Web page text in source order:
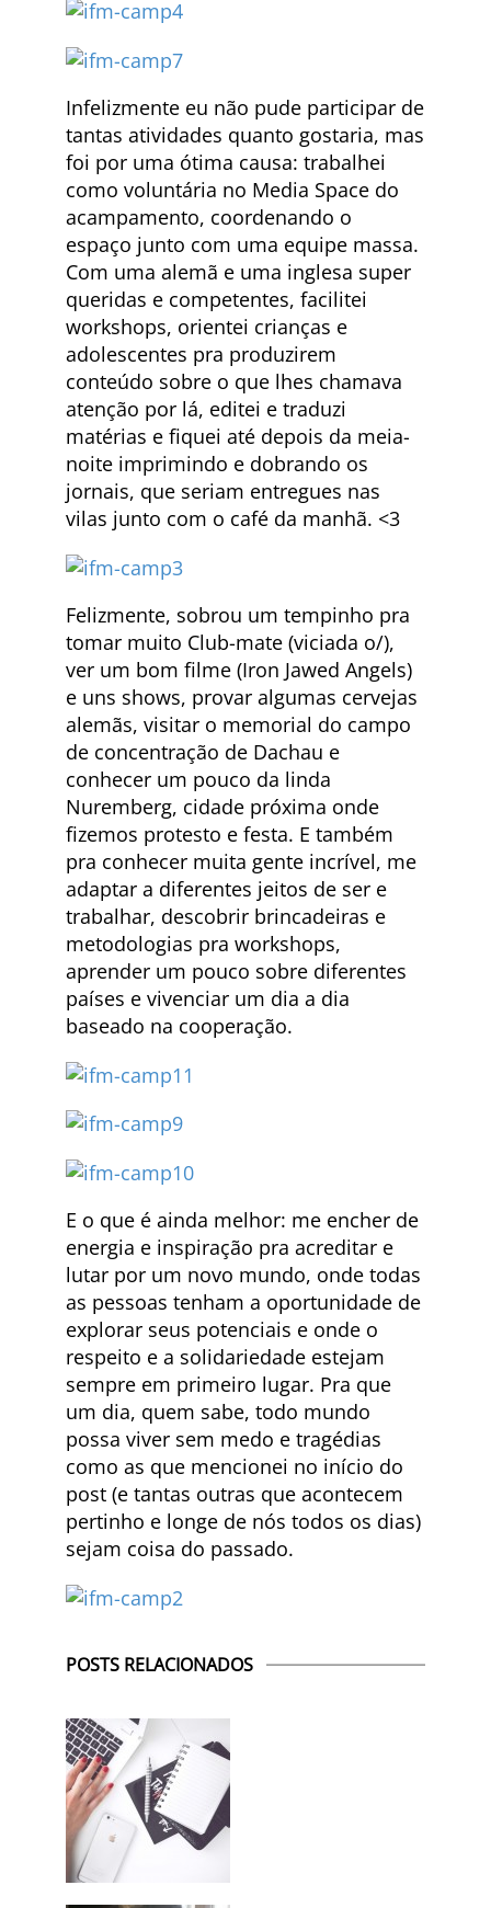
Infelizmente eu não pude participar de
tantas atividades quanto gostaria, mas
foi por uma ótima causa: trabalhei
como voluntária no Media Space do
acampamento, coordenando o
espaço junto com uma equipe massa.
Com uma alemã e uma inglesa super
queridas e competentes, facilitei
workshops, orientei crianças e
adolescentes pra produzirem
conteúdo sobre o que lhes chamava
atenção por lá, editei e traduzi
matérias e fiquei até depois da meia-
noite imprimindo e dobrando os
jornais, que seriam entregues nas
vilas junto com o café da manhã. <3
Felizmente, sobrou um tempinho pra
tomar muito Club-mate (viciada o/),
ver um bom filme (Iron Jawed Angels)
e uns shows, provar algumas cervejas
alemãs, visitar o memorial do campo
de concentração de Dachau e
conhecer um pouco da linda
Nuremberg, cidade próxima onde
fizemos protesto e festa. E também
pra conhecer muita gente incrível, me
adaptar a diferentes jeitos de ser e
trabalhar, descobrir brincadeiras e
metodologias pra workshops,
aprender um pouco sobre diferentes
países e vivenciar um dia a dia
baseado na cooperação.
E o que é ainda melhor: me encher de
energia e inspiração pra acreditar e
lutar por um novo mundo, onde todas
as pessoas tenham a oportunidade de
explorar seus potenciais e onde o
respeito e a solidariedade estejam
sempre em primeiro lugar. Pra que
um dia, quem sabe, todo mundo
possa viver sem medo e tragédias
como as que mencionei no início do
post (e tantas outras que acontecem
pertinho e longe de nós todos os dias)
sejam coisa do passado.
POSTS RELACIONADOS